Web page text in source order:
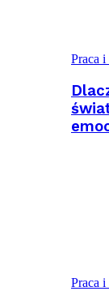
Praca
Praca